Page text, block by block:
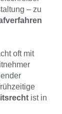
– zu
oft mit
ist in